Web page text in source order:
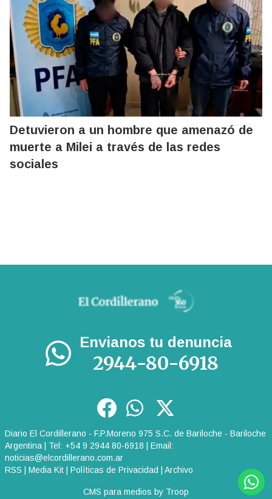
Detuvieron a un hombre que amenazó de
muerte a Milei a través de las redes
sociales
Envianos tu denuncia
2944-80-6918
Diario El Cordillerano - F.P.Moreno 975 S.C. de Bariloche - Bariloche
Argentina | Tel: +54 9 2944 80-6918 | Email:
noticias@elcordillerano.com.ar
RSS
Media Kit Políticas de Privacidad Archivo
CMS para medios by Troop